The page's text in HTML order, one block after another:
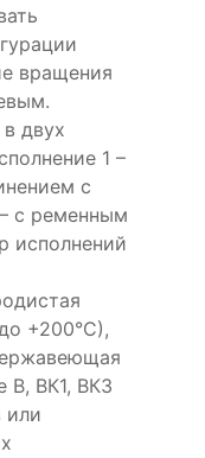
вращения
двух
1 –
с
с ременным
исполнений
+200°С),
В, ВК1, ВК3
или